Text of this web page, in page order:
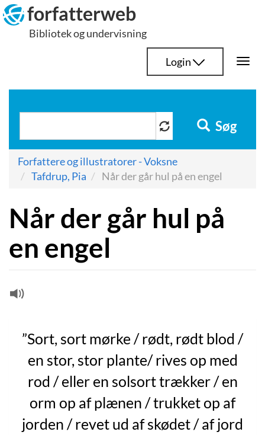
Hop
til
indhold
forfatterweb
Bibliotek og undervisning
Login
Søg
Forfattere og illustratorer - Voksne
Tafdrup, Pia
Når der går hul på en engel
Når der går hul på
en engel
”Sort, sort mørke / rødt, rødt blod /
en stor, stor plante/ rives op med
rod / eller en solsort trækker / en
orm op af plænen / trukket op af
jorden / revet ud af skødet / af jord